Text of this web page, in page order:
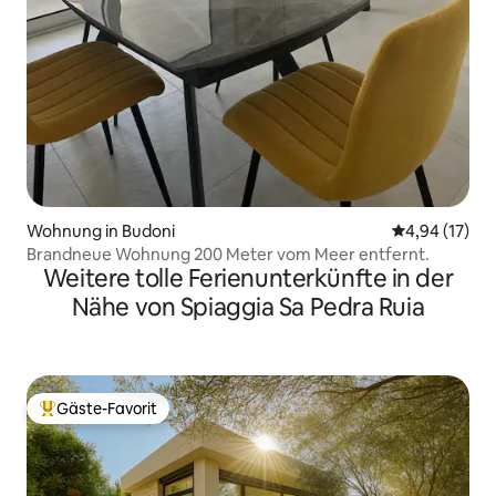
Wohnung in Budoni
4,94 (17)
Brandneue Wohnung 200 Meter vom Meer entfernt.
Weitere tolle Ferienunterkünfte in der
Nähe von Spiaggia Sa Pedra Ruia
Beliebter Gäste-Favorit.
Gäste-Favorit